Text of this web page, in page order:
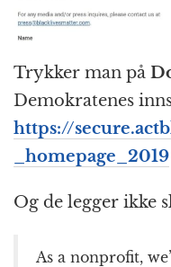
Trykker man på
Demokratenes
https://
_homepage_2019
Og de legger ikke
As a nonprofit,